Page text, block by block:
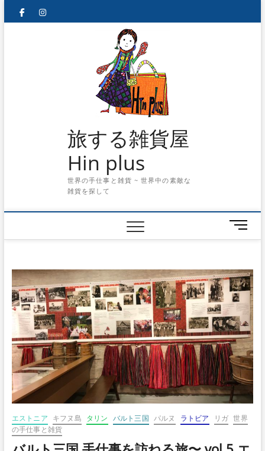
facebookinstagram
旅する雑貨屋
Hin plus
世界の手仕事と雑貨 ~ 世界中の素敵な
雑貨を探して
メ
ニ
ボ
タ
ン
エストニア キフヌ島 タリン バルト三国 パルヌ ラトビア リガ 世界
の手仕事と雑貨